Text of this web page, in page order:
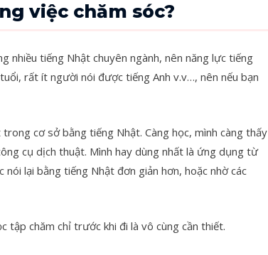
việc chăm sóc?
nhiều tiếng Nhật chuyên ngành, nên năng lực tiếng
rất ít người nói được tiếng Anh v.v…, nên nếu bạn
cơ sở bằng tiếng Nhật. Càng học, mình càng thấy
cụ dịch thuật. Mình hay dùng nhất là ứng dụng từ
lại bằng tiếng Nhật đơn giản hơn, hoặc nhờ các
tập chăm chỉ trước khi đi là vô cùng cần thiết.